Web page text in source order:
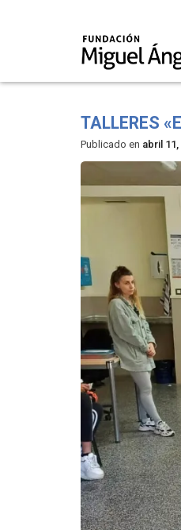
TALLERES
Publicado en abril 11,